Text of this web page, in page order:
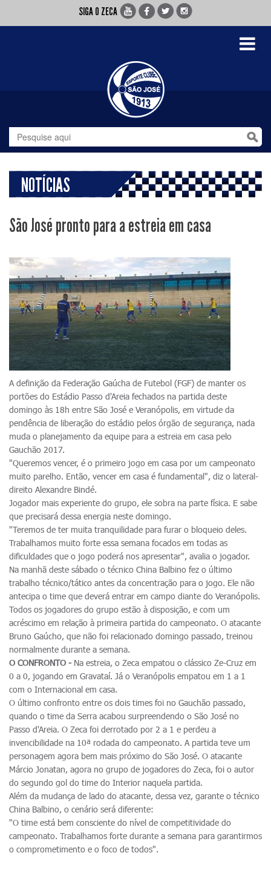
SIGA O ZECA
Toggle
NOTÍCIAS
São José pronto para a estreia em casa
A definição da Federação Gaúcha de Futebol (FGF) de manter os
portões do Estádio Passo d'Areia fechados na partida deste
domingo às 18h entre São José e Veranópolis, em virtude da
pendência de liberação do estádio pelos órgão de segurança, nada
muda o planejamento da equipe para a estreia em casa pelo
Gauchão 2017.
"Queremos vencer, é o primeiro jogo em casa por um campeonato
muito parelho. Então, vencer em casa é fundamental", diz o lateral-
direito Alexandre Bindé.
Jogador mais experiente do grupo, ele sobra na parte física. E sabe
que precisará dessa energia neste domingo.
"Teremos de ter muita tranquilidade para furar o bloqueio deles.
Trabalhamos muito forte essa semana focados em todas as
dificuldades que o jogo poderá nos apresentar", avalia o jogador.
Na manhã deste sábado o técnico China Balbino fez o último
trabalho técnico/tático antes da concentração para o jogo. Ele não
antecipa o time que deverá entrar em campo diante do Veranópolis.
Todos os jogadores do grupo estão à disposição, e com um
acréscimo em relação à primeira partida do campeonato. O atacante
Bruno Gaúcho, que não foi relacionado domingo passado, treinou
normalmente durante a semana.
O CONFRONTO - Na estreia, o Zeca empatou o clássico Ze-Cruz em
0 a 0, jogando em Gravataí. Já o Veranópolis empatou em 1 a 1
com o Internacional em casa.
O último confronto entre os dois times foi no Gauchão passado,
quando o time da Serra acabou surpreendendo o São José no
Passo d'Areia. O Zeca foi derrotado por 2 a 1 e perdeu a
invencibilidade na 10ª rodada do campeonato. A partida teve um
personagem agora bem mais próximo do São José. O atacante
Márcio Jonatan, agora no grupo de jogadores do Zeca, foi o autor
do segundo gol do time do Interior naquela partida.
Além da mudança de lado do atacante, dessa vez, garante o técnico
China Balbino, o cenário será diferente:
"O time está bem consciente do nível de competitividade do
campeonato. Trabalhamos forte durante a semana para garantirmos
o comprometimento e o foco de todos".